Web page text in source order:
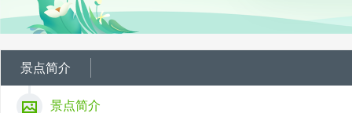
景点简介
景点简介